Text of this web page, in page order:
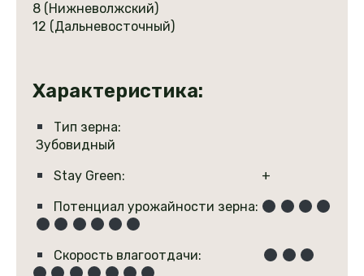
8 (Нижневолжский)
12 (Дальневосточный)
Характеристика:
Тип зерна:
Зубовидный
Stay Green: +
Потенциал урожайности зерна:
Скорость влагоотдачи: